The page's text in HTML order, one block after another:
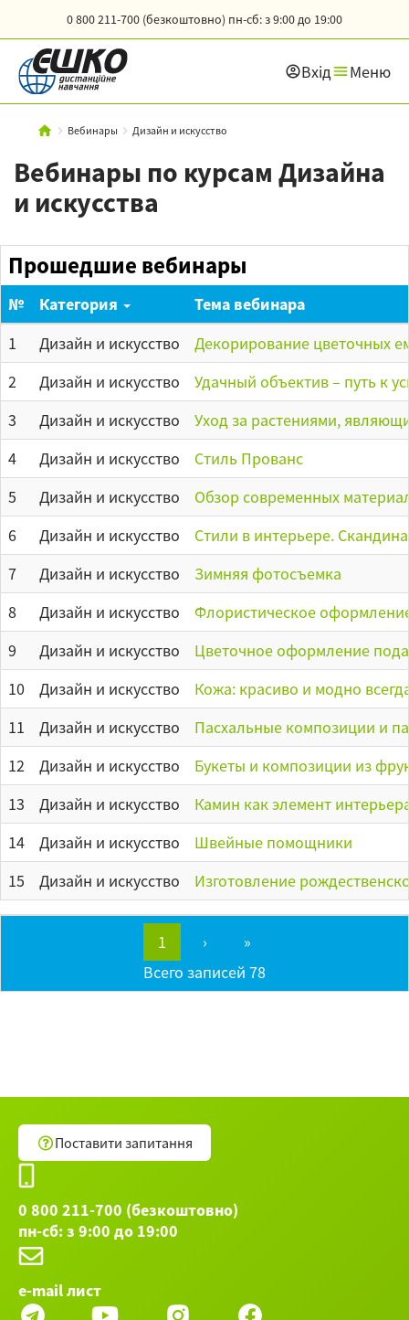
0 800 211-700 (безкоштовно) пн-сб: з 9:00 до 19:00
Вхід Меню
Вебинары Дизайн и искусство
Вебинары по курсам Дизайна
и искусства
Прошедшие вебинары
№ Категория
Тема вебинара
1
Дизайн и искусство
Декорирование цветочных
2
Дизайн и искусство
Удачный объектив – путь к
3
Дизайн и искусство
Уход за растениями,
4
Дизайн и искусство
Стиль Прованс
5
Дизайн и искусство
Обзор современных
6
Дизайн и искусство
Стили в интерьере.
7
Дизайн и искусство
Зимняя фотосъемка
8
Дизайн и искусство
Флористическое
9
Дизайн и искусство
Цветочное оформление
10
Дизайн и искусство
Кожа: красиво и модно
11
Дизайн и искусство
Пасхальные композиции и
12
Дизайн и искусство
Букеты и композиции из
13
Дизайн и искусство
Камин как элемент
14
Дизайн и искусство
Швейные помощники
15
Дизайн и искусство Изготовление
1 ›
»
Всего записей 78
Поставити запитання
0 800 211-700 (безкоштовно)
пн-сб: з 9:00 до 19:00
e-mail лист